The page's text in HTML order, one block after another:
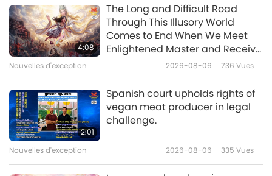
14:40
Extrait des Écritures caodaïstes :
Le Divin chemin menant à la vie
éternelle, chap. 2-3
23:24
Extrait de l’Avesta sacré du
Zoroastrisme : Ahunuvaiti Gatha
4:08
The Long and Difficult Road
Through This Illusory World
Comes to End When We Meet
Enlightened Master and Receive
Nouvelles d'exception 2026-08-06 736 Vues
2:01
Spanish court upholds rights of
vegan meat producer in legal
challenge.
Nouvelles d'exception 2026-08-06 335 Vues